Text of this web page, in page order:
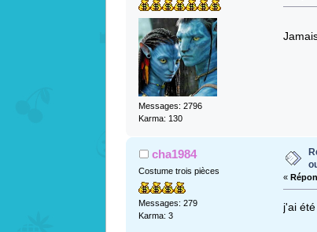
Messages: 2796
Karma: 130
cha1984
Costume trois pièces
Messages: 279
Karma: 3
«
j'ai